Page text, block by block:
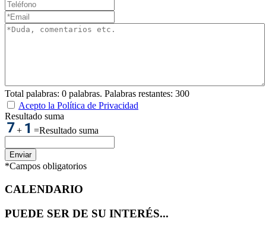
Total palabras: 0 palabras. Palabras restantes: 300
Acepto la Política de Privacidad
Resultado suma
+
=Resultado suma
Enviar
*Campos obligatorios
CALENDARIO
PUEDE SER DE SU INTERÉS...